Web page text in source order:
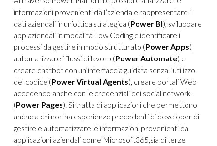
informazioni provenienti dall’azienda e rappresentare i
dati aziendali in un’ottica strategica (Power BI), sviluppare
app aziendali in modalità Low Coding e identificare i
processi da gestire in modo strutturato (Power Apps)
automatizzare i flussi di lavoro (Power Automate) e
creare chatbot con un’interfaccia guidata senza l’utilizzo
del codice (Power Virtual Agents), creare portali Web
accedendo anche con le credenziali dei social network
(Power Pages). Si tratta di applicazioni che permettono
anche a chi non ha esperienze precedenti di developer di
gestire e automatizzare le informazioni provenienti da
applicazioni aziendali come Microsoft365,sia di terze